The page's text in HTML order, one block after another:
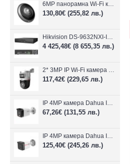
6MP панорамна Wi-Fi камерa Ezviz CS-E4p
130,80€ (255,82 лв.)
Hikvision DS-9632NXI-I8/VPro – 32-канален NVR с интелигентен AI анализ
4 425,48€ (8 655,35 лв.)
2* 3MP IP Wi-Fi камера Dahua P3D-3F-PV-P-0280B/0600B-PRO
117,42€ (229,65 лв.)
IP 4MP камера Dahua IPC-B1E40-A-0280B, 2.8mm, IR 30m
67,26€ (131,55 лв.)
IP 4MP камера Dahua IPC-HFW1439TC1-A-LED-0280B-PRO, 2.8mm, IR 30m
125,40€ (245,26 лв.)